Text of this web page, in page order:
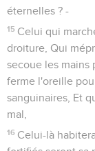
terre au cordeau,
Esaïe 35
Seuls les Évangiles
Le grand